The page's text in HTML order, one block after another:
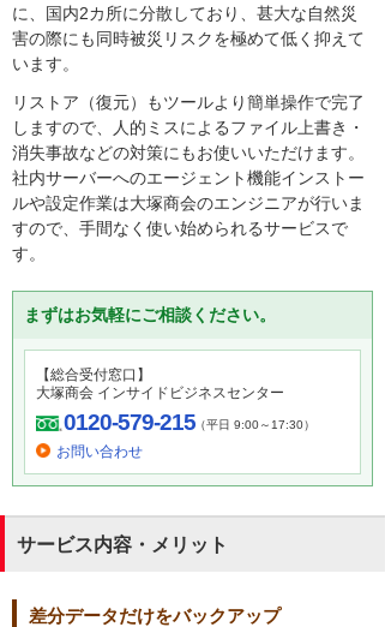
に、国内2カ所に分散しており、甚大な自然災
害の際にも同時被災リスクを極めて低く抑えて
います。
リストア（復元）もツールより簡単操作で完了
しますので、人的ミスによるファイル上書き・
消失事故などの対策にもお使いいただけます。
社内サーバーへのエージェント機能インストー
ルや設定作業は大塚商会のエンジニアが行いま
すので、手間なく使い始められるサービスで
す。
まずはお気軽にご相談ください。
【総合受付窓口】
大塚商会 インサイドビジネスセンター
0120-579-215（平日 9:00～17:30）
お問い合わせ
サービス内容・メリット
差分データだけをバックアップ